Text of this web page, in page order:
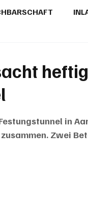
in
Zwei